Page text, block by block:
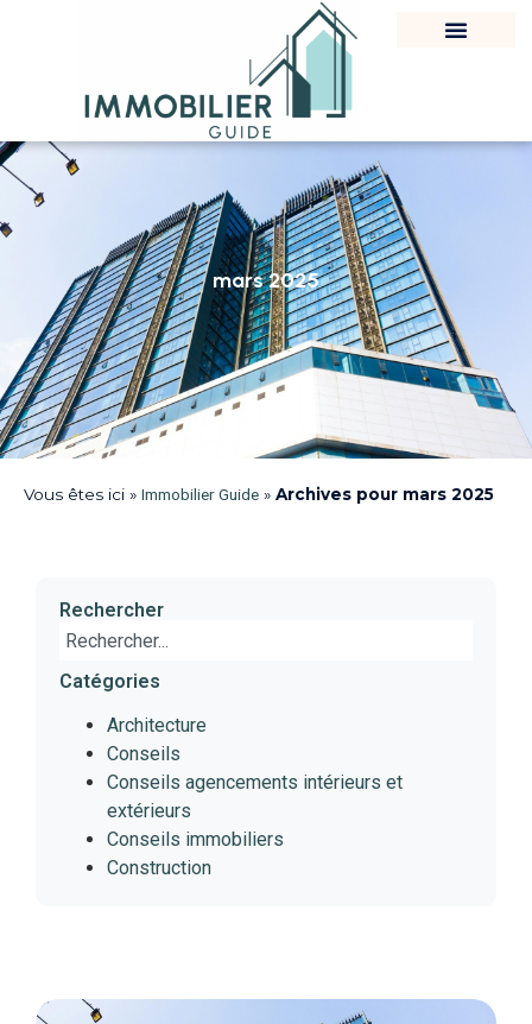
mars 2025
Vous êtes ici » Immobilier Guide » Archives pour mars 2025
Rechercher
Catégories
Architecture
Conseils
Conseils agencements intérieurs et
extérieurs
Conseils immobiliers
Construction